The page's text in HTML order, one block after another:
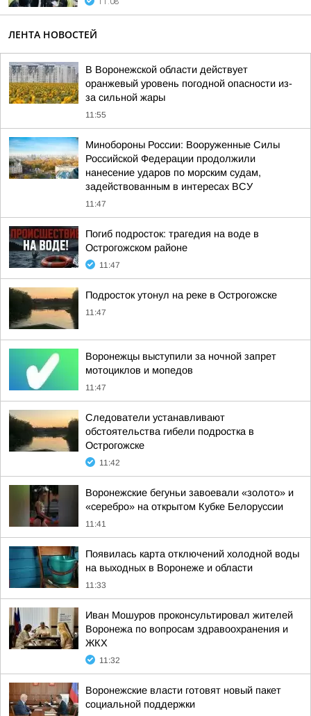
ЛЕНТА НОВОСТЕЙ
В Воронежской области действует
оранжевый уровень погодной опасности из-
за сильной жары
11:55
Минобороны России: Вооруженные Силы
Российской Федерации продолжили
нанесение ударов по морским судам,
задействованным в интересах ВСУ
11:47
Погиб подросток: трагедия на воде в
Острогожском районе
11:47
Подросток утонул на реке в Острогожске
11:47
Воронежцы выступили за ночной запрет
мотоциклов и мопедов
11:47
Следователи устанавливают
обстоятельства гибели подростка в
Острогожске
11:42
Воронежские бегуньи завоевали «золото» и
«серебро» на открытом Кубке Белоруссии
11:41
Появилась карта отключений холодной воды
на выходных в Воронеже и области
11:33
Иван Мошуров проконсультировал жителей
Воронежа по вопросам здравоохранения и
ЖКХ
11:32
Воронежские власти готовят новый пакет
социальной поддержки